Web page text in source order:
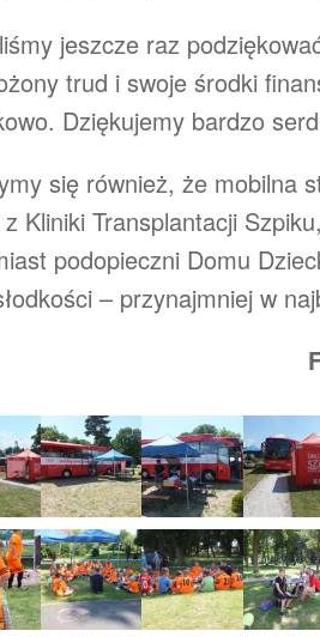
jeszcze raz
trud i swoje środki
Dziękujemy bardzo
się również, że mobilna
Kliniki Transplantacji
podopieczni Domu
– przynajmniej w